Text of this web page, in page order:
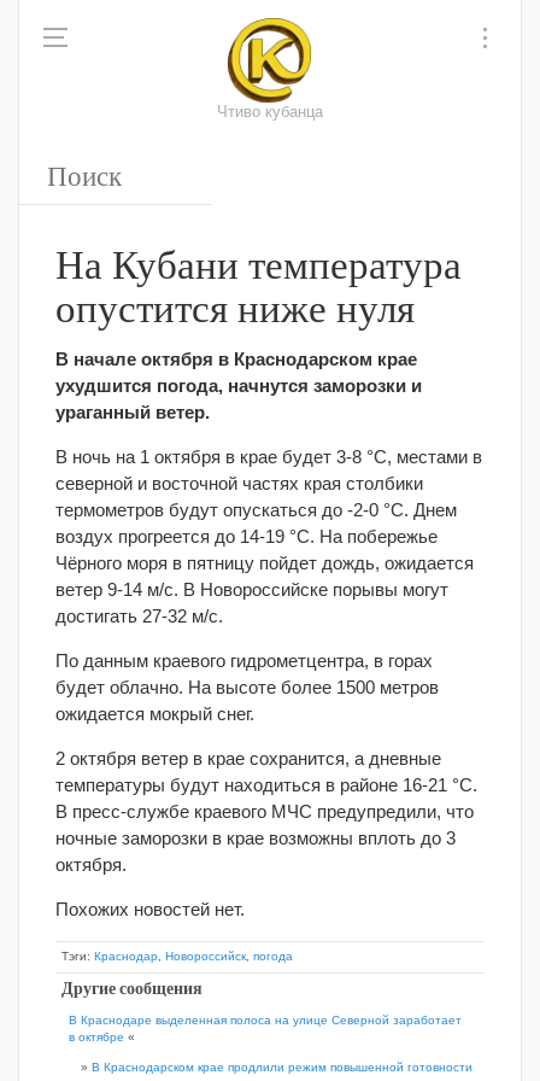
Чтиво кубанца
На Кубани температура
опустится ниже нуля
В начале октября в Краснодарском крае
ухудшится погода, начнутся заморозки и
ураганный ветер.
В ночь на 1 октября в крае будет 3-8 °С, местами в
северной и восточной частях края столбики
термометров будут опускаться до -2-0 °С. Днем
воздух прогреется до 14-19 °С. На побережье
Чёрного моря в пятницу пойдет дождь, ожидается
ветер 9-14 м/с. В Новороссийске порывы могут
достигать 27-32 м/с.
По данным краевого гидрометцентра, в горах
будет облачно. На высоте более 1500 метров
ожидается мокрый снег.
2 октября ветер в крае сохранится, а дневные
температуры будут находиться в районе 16-21 °С.
В пресс-службе краевого МЧС предупредили, что
ночные заморозки в крае возможны вплоть до 3
октября.
Похожих новостей нет.
Тэги: Краснодар Новороссийск погода
Другие сообщения
В Краснодаре выделенная полоса на улице Северной заработает
в октябре «
» В Краснодарском крае продлили режим повышенной готовности